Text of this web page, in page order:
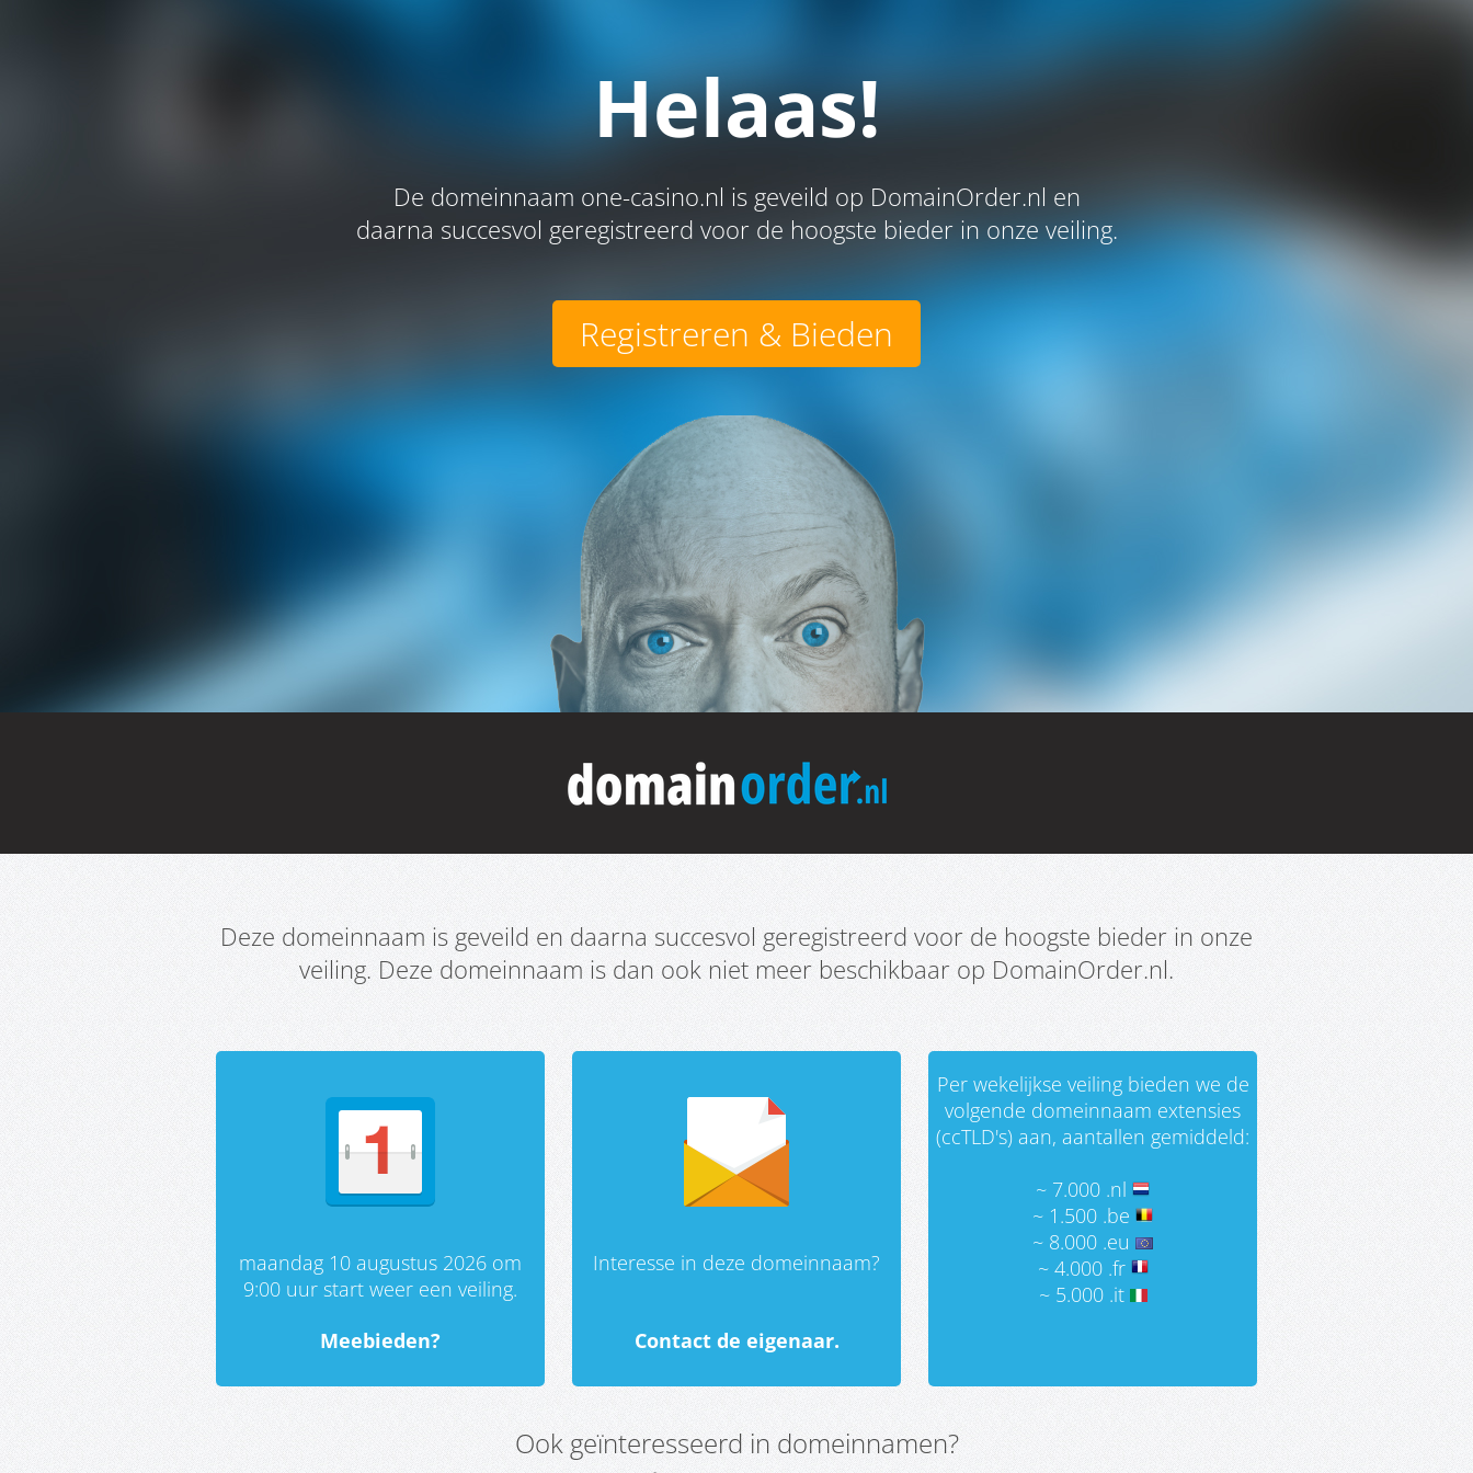
Helaas!
De domeinnaam one-casino.nl is geveild op DomainOrder.nl en
daarna succesvol geregistreerd voor de hoogste bieder in onze veiling.
Registreren & Bieden
Deze domeinnaam is geveild en daarna succesvol geregistreerd voor de hoogste bieder in onze
veiling. Deze domeinnaam is dan ook niet meer beschikbaar op DomainOrder.nl.
maandag 10 augustus 2026 om
9:00 uur start weer een veiling.
Meebieden?
Interesse in deze domeinnaam?
Contact de eigenaar.
Per wekelijkse veiling bieden we de
volgende domeinnaam extensies
(ccTLD's) aan, aantallen gemiddeld:
~ 7.000 .nl
~ 1.500 .be
~ 8.000 .eu
~ 4.000 .fr
~ 5.000 .it
Ook geïnteresseerd in domeinnamen?